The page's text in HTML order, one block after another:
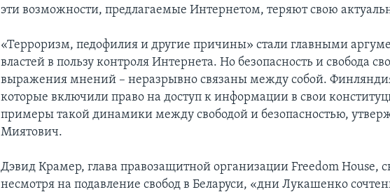
эти возможности, предлагаемые Интернетом, теряют свою
«Терроризм, педофилия и другие причины» стали главными
властей в пользу контроля Интернета. Но безопасность и свобода
выражения мнений – неразрывно связаны между собой.
которые включили право на доступ к информации в свои
примеры такой динамики между свободой и безопасностью,
Миятович.
Дэвид Крамер, глава правозащитной организации Freedom House,
несмотря на подавление свобод в Беларуси, «дни Лукашенко